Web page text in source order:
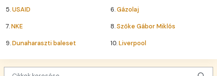
5.USAID 6.Gázolaj
7.NKE 8.Szőke Gábor Miklós
9.Dunaharaszti baleset 10.Liverpool